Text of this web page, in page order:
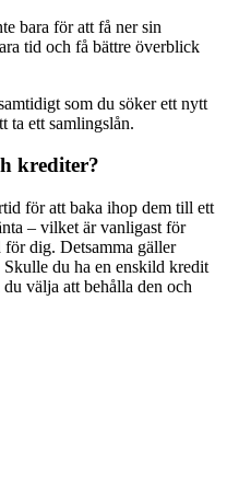
bara för att få ner sin
tid och få bättre överblick
som du söker ett nytt
ta ett samlingslån.
krediter?
för att baka ihop dem till ett
– vilket är vanligast för
dig. Detsamma gäller
du ha en enskild kredit
välja att behålla den och